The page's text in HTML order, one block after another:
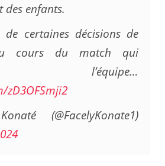
enfants.
de certaines décisions de
cours du match qui
l’équipe…
(@FacelyKonate1)